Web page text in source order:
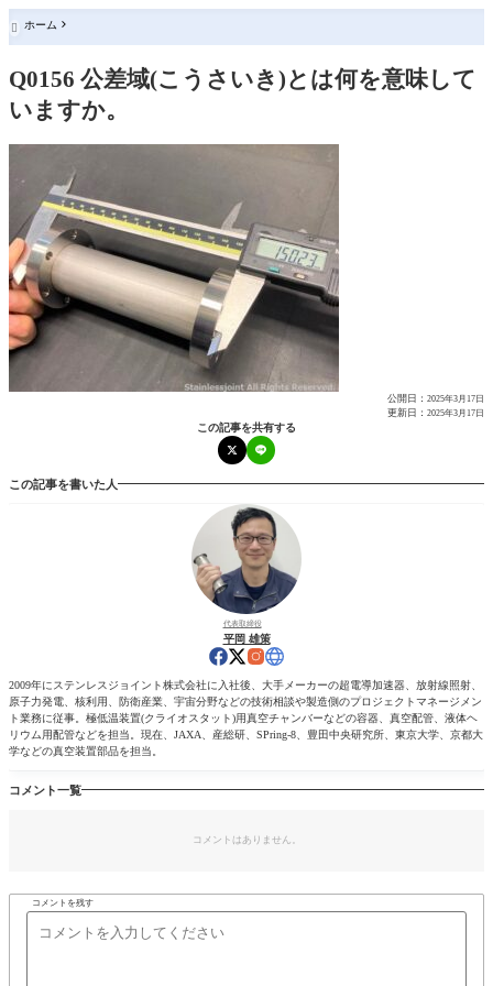
 ホーム
Q0156 公差域(こうさいき)とは何を意味して
いますか。
公開日： 2025年3月17日
更新日： 2025年3月17日
この記事を共有する
この記事を書いた人
代表取締役
平岡 雄策
2009年にステンレスジョイント株式会社に入社後、大手メーカーの超電導加速器、放射線照射、
原子力発電、核利用、防衛産業、宇宙分野などの技術相談や製造側のプロジェクトマネージメン
ト業務に従事。極低温装置(クライオスタット)用真空チャンバーなどの容器、真空配管、液体ヘ
リウム用配管などを担当。現在、JAXA、産総研、SPring-8、豊田中央研究所、東京大学、京都大
学などの真空装置部品を担当。
コメント一覧
コメントはありません。
コメントを残す